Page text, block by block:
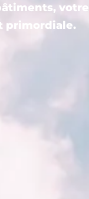
votre
primordiale.